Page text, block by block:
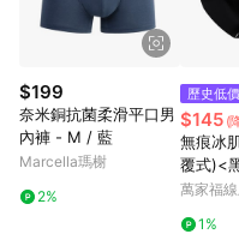
$199
奈米銅抗菌柔滑平口男
內褲 - M / 藍
Marcella瑪榭
2%
歷史低價
$145 (
無痕冰
覆式)<
萬家福
1%